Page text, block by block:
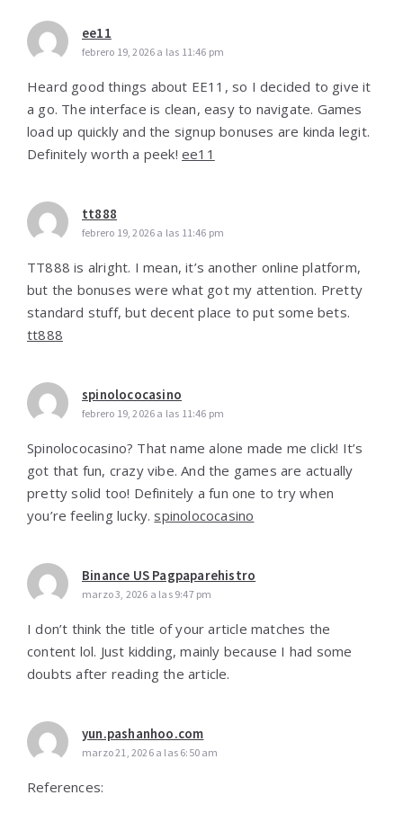
ee11
febrero 19, 2026 a las 11:46 pm
Heard good things about EE11, so I decided to give it
a go. The interface is clean, easy to navigate. Games
load up quickly and the signup bonuses are kinda legit.
Definitely worth a peek! ee11
tt888
febrero 19, 2026 a las 11:46 pm
TT888 is alright. I mean, it’s another online platform,
but the bonuses were what got my attention. Pretty
standard stuff, but decent place to put some bets.
tt888
spinolococasino
febrero 19, 2026 a las 11:46 pm
Spinolococasino? That name alone made me click! It’s
got that fun, crazy vibe. And the games are actually
pretty solid too! Definitely a fun one to try when
you’re feeling lucky. spinolococasino
Binance US Pagpaparehistro
marzo 3, 2026 a las 9:47 pm
I don’t think the title of your article matches the
content lol. Just kidding, mainly because I had some
doubts after reading the article.
yun.pashanhoo.com
marzo 21, 2026 a las 6:50 am
References: